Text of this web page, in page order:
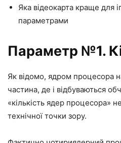
Яка відеокарта краще для
параметрами
Параметр №1.
Як відомо, ядром процесора
частина, де і відбуваються
«кількість ядер процесора»
технічної точки зору.